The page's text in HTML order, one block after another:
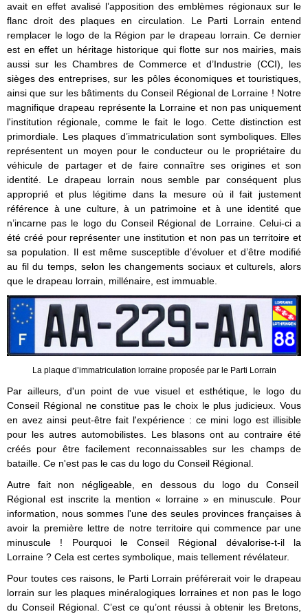
avait en effet avalisé l’apposition des emblèmes régionaux sur le
flanc droit des plaques en circulation. Le Parti Lorrain entend
remplacer le logo de la Région par le drapeau lorrain. Ce dernier
est en effet un héritage historique qui flotte sur nos mairies, mais
aussi sur les Chambres de Commerce et d’Industrie (CCI), les
sièges des entreprises, sur les pôles économiques et touristiques,
ainsi que sur les bâtiments du Conseil Régional de Lorraine ! Notre
magnifique drapeau représente la Lorraine et non pas uniquement
l'institution régionale, comme le fait le logo. Cette distinction est
primordiale. Les plaques d’immatriculation sont symboliques. Elles
représentent un moyen pour le conducteur ou le propriétaire du
véhicule de partager et de faire connaître ses origines et son
identité. Le drapeau lorrain nous semble par conséquent plus
approprié et plus légitime dans la mesure où il fait justement
référence à une culture, à un patrimoine et à une identité que
n’incarne pas le logo du Conseil Régional de Lorraine. Celui-ci a
été créé pour représenter une institution et non pas un territoire et
sa population. Il est même susceptible d’évoluer et d’être modifié
au fil du temps, selon les changements sociaux et culturels, alors
que le drapeau lorrain, millénaire, est immuable.
La plaque d’immatriculation lorraine proposée par le Parti Lorrain
Par ailleurs, d'un point de vue visuel et esthétique, le logo du
Conseil Régional ne constitue pas le choix le plus judicieux. Vous
en avez ainsi peut-être fait l'expérience : ce mini logo est illisible
pour les autres automobilistes. Les blasons ont au contraire été
créés pour être facilement reconnaissables sur les champs de
bataille. Ce n'est pas le cas du logo du Conseil Régional.
Autre fait non négligeable, en dessous du logo du Conseil
Régional est inscrite la mention « lorraine » en minuscule. Pour
information, nous sommes l'une des seules provinces françaises à
avoir la première lettre de notre territoire qui commence par une
minuscule ! Pourquoi le Conseil Régional dévalorise-t-il la
Lorraine ? Cela est certes symbolique, mais tellement révélateur.
Pour toutes ces raisons, le Parti Lorrain préférerait voir le drapeau
lorrain sur les plaques minéralogiques lorraines et non pas le logo
du Conseil Régional. C’est ce qu’ont réussi à obtenir les Bretons,